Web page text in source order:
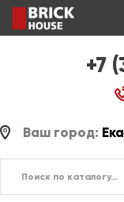
+7
Ваш город: